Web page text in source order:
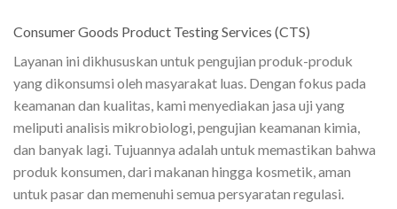
Consumer Goods Product Testing Services (CTS)
Layanan ini dikhususkan untuk pengujian produk-produk
yang dikonsumsi oleh masyarakat luas. Dengan fokus pada
keamanan dan kualitas, kami menyediakan jasa uji yang
meliputi analisis mikrobiologi, pengujian keamanan kimia,
dan banyak lagi. Tujuannya adalah untuk memastikan bahwa
produk konsumen, dari makanan hingga kosmetik, aman
untuk pasar dan memenuhi semua persyaratan regulasi.